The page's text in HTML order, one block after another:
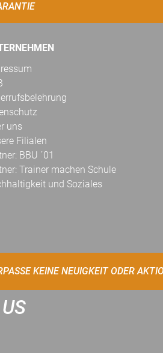
uns
Filialen
BBU ´01
Trainer machen Schule
und Soziales
KEINE NEUIGKEIT ODER